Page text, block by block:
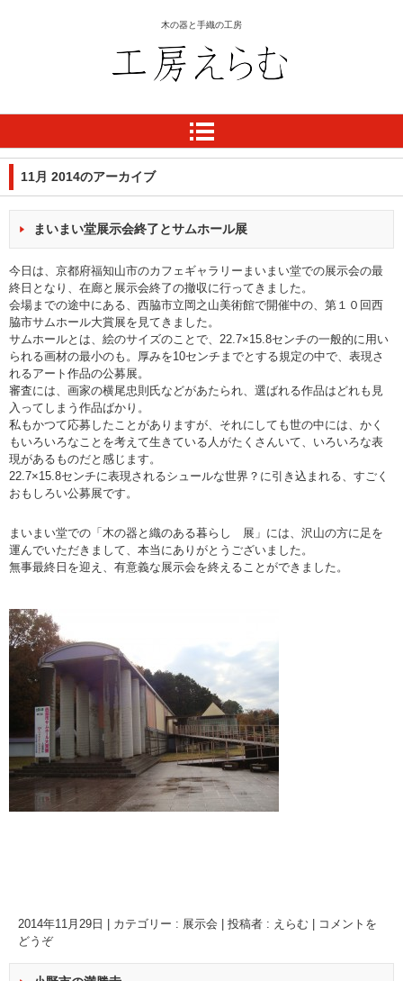
木の器と手織の工房
11月 2014のアーカイブ
まいまい堂展示会終了とサムホール展
今日は、京都府福知山市のカフェギャラリーまいまい堂での展示会の最
終日となり、在廊と展示会終了の撤収に行ってきました。
会場までの途中にある、西脇市立岡之山美術館で開催中の、第１０回西
脇市サムホール大賞展を見てきました。
サムホールとは、絵のサイズのことで、22.7×15.8センチの一般的に用い
られる画材の最小のも。厚みを10センチまでとする規定の中で、表現さ
れるアート作品の公募展。
審査には、画家の横尾忠則氏などがあたられ、選ばれる作品はどれも見
入ってしまう作品ばかり。
私もかつて応募したことがありますが、それにしても世の中には、かく
もいろいろなことを考えて生きている人がたくさんいて、いろいろな表
現があるものだと感じます。
22.7×15.8センチに表現されるシュールな世界？に引き込まれる、すごく
おもしろい公募展です。
まいまい堂での「木の器と織のある暮らし 展」には、沢山の方に足を
運んでいただきまして、本当にありがとうございました。
無事最終日を迎え、有意義な展示会を終えることができました。
2014年11月29日 カテゴリー : 展示会 投稿者 : えらむ
コメントを
どうぞ